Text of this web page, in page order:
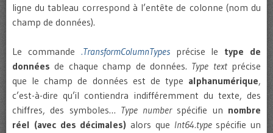
ligne du tableau correspond à l’entête de colonne (nom du
champ de données).
Le commande .TransformColumnTypesprécise le type de
données de chaque champ de données. Type textprécise
que le champ de données est de type alphanumérique,
c’est-à-dire qu’il contiendra indifféremment du texte, des
chiffres, des symboles… Type numberspécifie un nombre
réel (avec des décimales) alors que Int64.typespécifie un